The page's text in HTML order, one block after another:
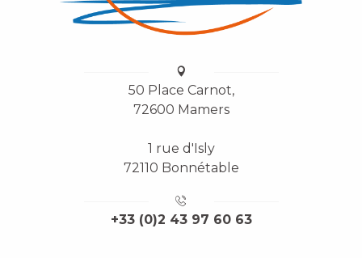
50 Place Carnot,
72600 Mamers
1 rue d'Isly
72110 Bonnétable
+33 (0)2 43 97 60 63